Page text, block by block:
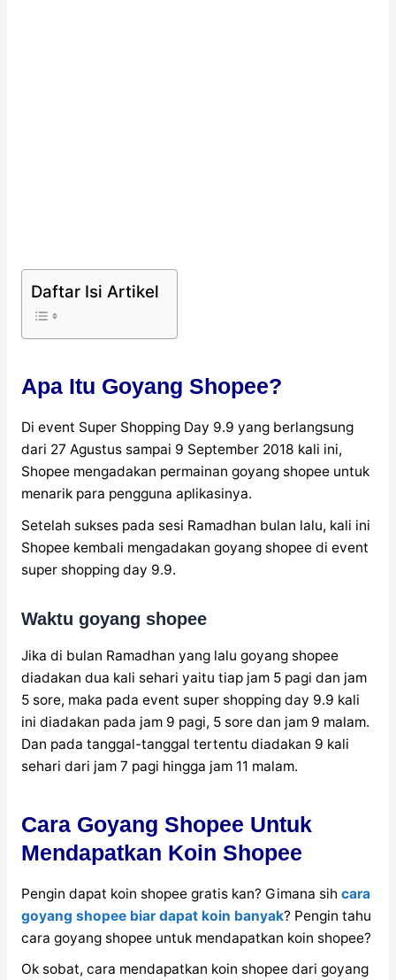
Daftar Isi Artikel
Apa Itu Goyang Shopee?
Di event Super Shopping Day 9.9 yang berlangsung
dari 27 Agustus sampai 9 September 2018 kali ini,
Shopee mengadakan permainan goyang shopee untuk
menarik para pengguna aplikasinya.
Setelah sukses pada sesi Ramadhan bulan lalu, kali ini
Shopee kembali mengadakan goyang shopee di event
super shopping day 9.9.
Waktu goyang shopee
Jika di bulan Ramadhan yang lalu goyang shopee
diadakan dua kali sehari yaitu tiap jam 5 pagi dan jam
5 sore, maka pada event super shopping day 9.9 kali
ini diadakan pada jam 9 pagi, 5 sore dan jam 9 malam.
Dan pada tanggal-tanggal tertentu diadakan 9 kali
sehari dari jam 7 pagi hingga jam 11 malam.
Cara Goyang Shopee Untuk
Mendapatkan Koin Shopee
Pengin dapat koin shopee gratis kan? Gimana sih cara
goyang shopee biar dapat koin banyak? Pengin tahu
cara goyang shopee untuk mendapatkan koin shopee?
Ok sobat, cara mendapatkan koin shopee dari goyang